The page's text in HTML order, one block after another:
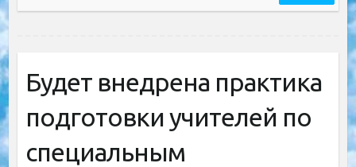
Будет внедрена практика
подготовки учителей по
специальным